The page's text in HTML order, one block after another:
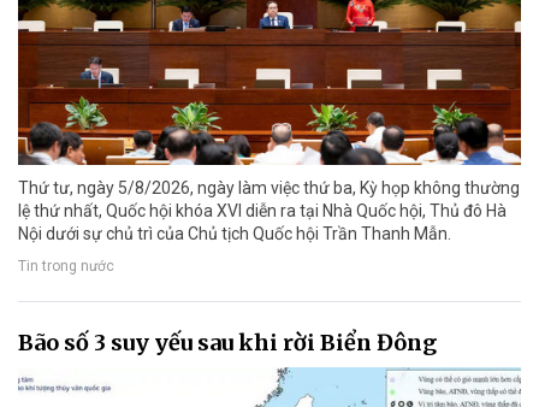
Thứ tư, ngày 5/8/2026, ngày làm việc thứ ba, Kỳ họp không thường
lệ thứ nhất, Quốc hội khóa XVI diễn ra tại Nhà Quốc hội, Thủ đô Hà
Nội dưới sự chủ trì của Chủ tịch Quốc hội Trần Thanh Mẫn.
Tin trong nước
Bão số 3 suy yếu sau khi rời Biển Đông